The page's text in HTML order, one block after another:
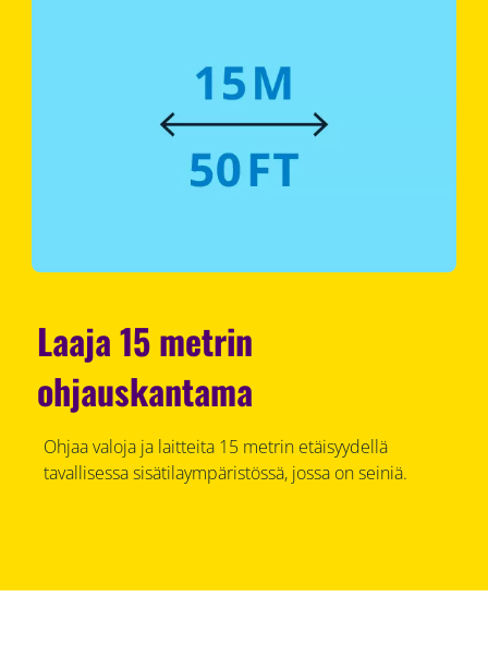
Laaja 15 metrin
ohjauskantama
Ohjaa valoja ja laitteita 15 metrin etäisyydellä
tavallisessa sisätilaympäristössä, jossa on seiniä.